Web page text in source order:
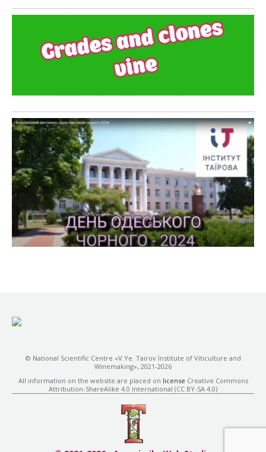
© National Scientific Centre «V.Ye. Tairov Institute of Viticulture and
Winemaking», 2021-2026
All information on the website are placed on license Creative Commons
Attribution-ShareAlike 4.0 International (CC BY-SA 4.0)